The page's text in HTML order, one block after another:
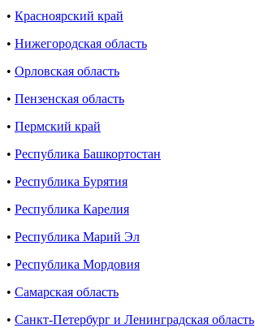
• Красноярский край
• Нижегородская область
• Орловская область
• Пензенская область
• Пермский край
• Республика Башкортостан
• Республика Бурятия
• Республика Карелия
• Республика Марий Эл
• Республика Мордовия
• Самарская область
• Санкт-Петербург и Ленинградская область